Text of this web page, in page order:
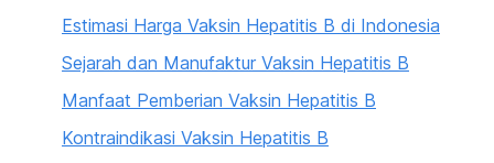
Estimasi Harga Vaksin Hepatitis B di Indonesia
Sejarah dan Manufaktur Vaksin Hepatitis B
Manfaat Pemberian Vaksin Hepatitis B
Kontraindikasi Vaksin Hepatitis B